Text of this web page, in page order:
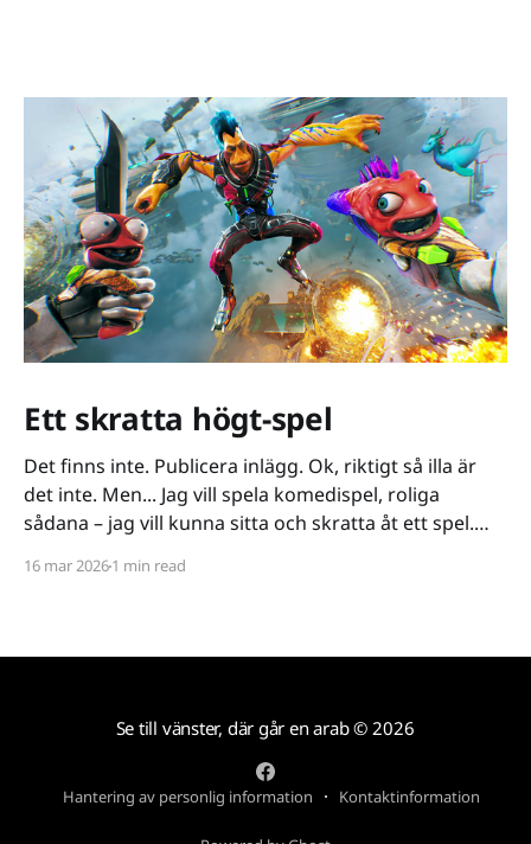
Ett skratta högt-spel
Det finns inte. Publicera inlägg. Ok, riktigt så illa är
det inte. Men... Jag vill spela komedispel, roliga
sådana – jag vill kunna sitta och skratta åt ett spel.
på ett kiss och bajs-spår eller så lutar de sig på
16 mar 20261 min read
Se till vänster, där går en arab© 2026
Hantering av personlig information Kontaktinformation